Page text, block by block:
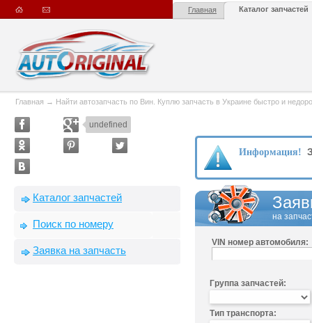
Главная Каталог запчастей
Главная → Найти автозапчасть по Вин. Куплю запчасть в Украине быстро и
undefined
Каталог запчастей
Поиск по номеру
Заявка на запчасть
Информация!
на
VIN номер автомобиля:
Группа запчастей:
Тип транспорта: